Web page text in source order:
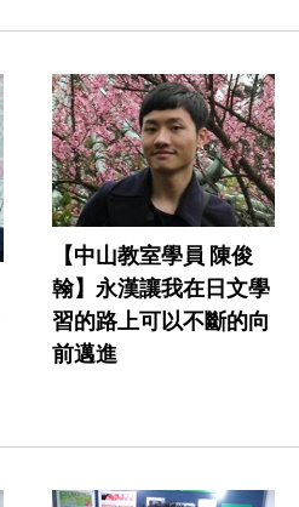
【中山教室學員 陳俊
翰】永漢讓我在日文學
習的路上可以不斷的向
前邁進